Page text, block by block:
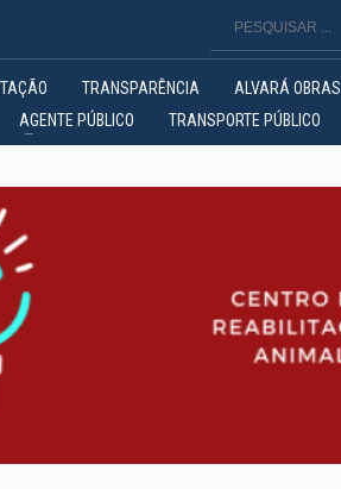
TRANSPARÊNCIA ALVARÁ OBRAS
AGENTE PÚBLICO TRANSPORTE PÚBLICO